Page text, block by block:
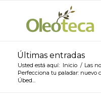
Últimas entradas
Usted está aquí: Inicio / Las
Perfecciona tu paladar: nuevo
Úbed...